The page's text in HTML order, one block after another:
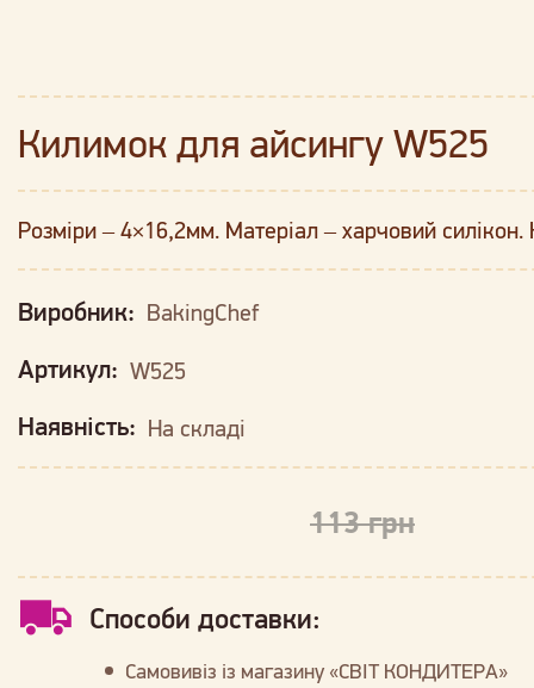
Килимок для айсингу W525
Розміри – 4×16,2мм. Матеріал – харчовий силікон.
Виробник: BakingChef
Артикул: W525
Наявність: На складі
113 грн
Способи доставки:
Самовивіз із магазину «СВІТ КОНДИТЕРА»